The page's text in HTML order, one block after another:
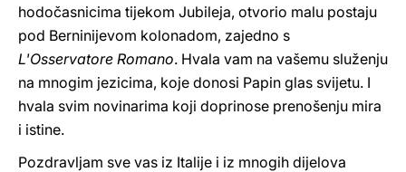
hodočasnicima tijekom Jubileja, otvorio malu postaju
pod Berninijevom kolonadom, zajedno s
L'Osservatore Romano. Hvala vam na vašemu služenju
na mnogim jezicima, koje donosi Papin glas svijetu. I
hvala svim novinarima koji doprinose prenošenju mira
i istine.
Pozdravljam sve vas iz Italije i iz mnogih dijelova